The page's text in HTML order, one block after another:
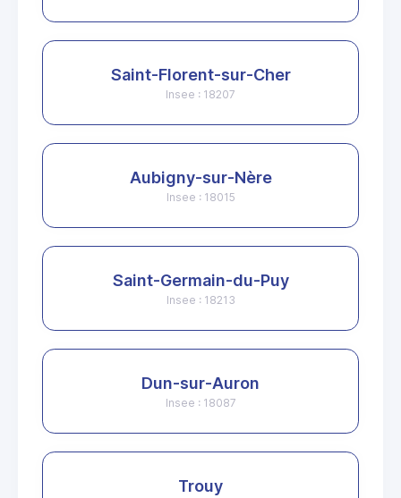
Saint-Florent-sur-Cher
Insee : 18207
Aubigny-sur-Nère
Insee : 18015
Saint-Germain-du-Puy
Insee : 18213
Dun-sur-Auron
Insee : 18087
Trouy